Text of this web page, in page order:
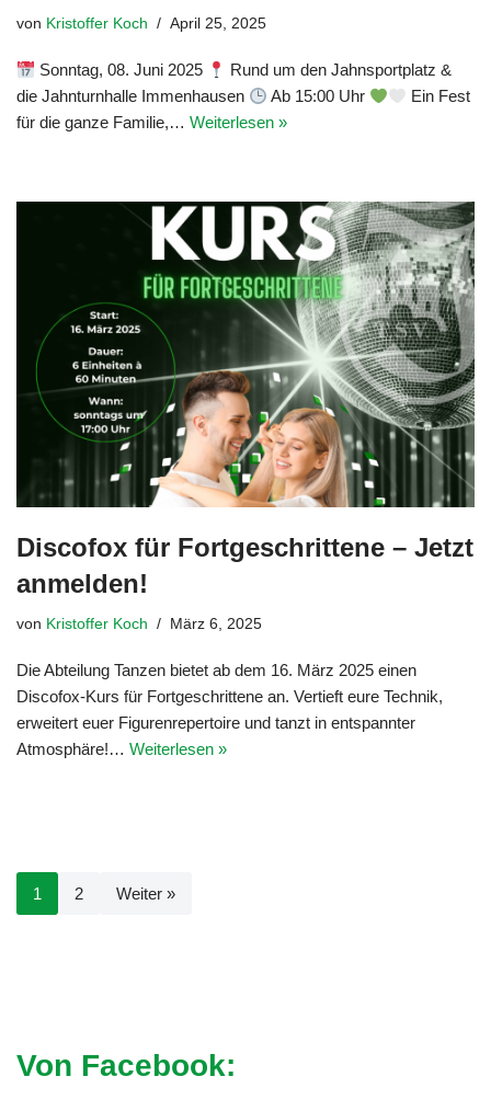
von Kristoffer Koch April 25, 2025
Sonntag, 08. Juni 2025
Rund um den Jahnsportplatz &
die Jahnturnhalle Immenhausen
Ab 15:00 Uhr
Ein Fest
für die ganze Familie,… Weiterlesen »
Discofox für Fortgeschrittene – Jetzt
anmelden!
von Kristoffer Koch März 6, 2025
Die Abteilung Tanzen bietet ab dem 16. März 2025 einen
Discofox-Kurs für Fortgeschrittene an. Vertieft eure Technik,
erweitert euer Figurenrepertoire und tanzt in entspannter
Atmosphäre!… Weiterlesen »
1 2 Weiter »
Von Facebook: